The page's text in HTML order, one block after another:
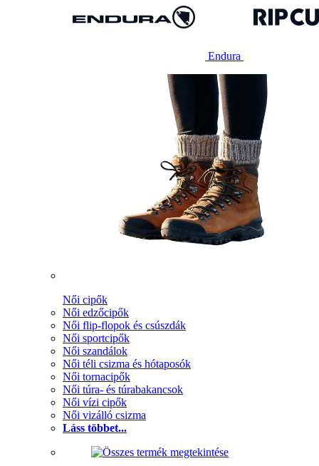
Endura
Női cipők
Női edzőcipők
Női flip-flopok és csúszdák
Női sportcipők
Női szandálok
Női téli csizma és hótaposók
Női tornacipők
Női túra- és túrabakancsok
Női vízi cipők
Női vizálló csizma
Láss többet...